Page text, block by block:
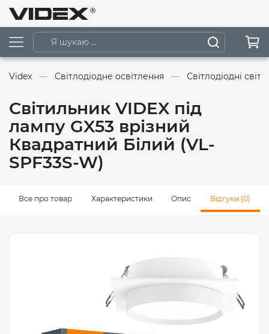
Videx Світлодіодне освітлення Світлодіодні
Світильник VIDEX під
лампу GX53 врізний
Квадратний Білий (VL-
SPF33S-W)
Все про товар Характеристики Опис Відгуки (0)